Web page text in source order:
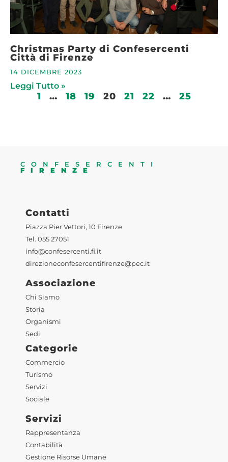
Christmas Party di Confesercenti
Città di Firenze
14 DICEMBRE 2023
Leggi Tutto »
1 … 18 19 20 21 22 … 25
CONFESERCENTI
FIRENZE
Contatti
Piazza Pier Vettori, 10 Firenze
Tel. 055 27051
info@confesercenti.fi.it
direzioneconfesercentifirenze@pec.it
Associazione
Chi Siamo
Storia
Organismi
Sedi
Categorie
Commercio
Turismo
Servizi
Sociale
Servizi
Rappresentanza
Contabilità
Gestione Risorse Umane